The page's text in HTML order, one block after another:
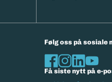
Følg oss på sosiale
Få siste nytt på e-